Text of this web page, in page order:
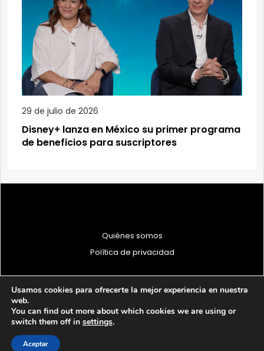
29 de julio de 2026
Disney+ lanza en México su primer programa
de beneficios para suscriptores
Quiénes somos
Política de privacidad
© 1997 - 2026 PRODU - Todos los derechos reservados
Usamos cookies para ofrecerte la mejor experiencia en nuestra
web.
You can find out more about which cookies we are using or
switch them off in settings.
Aceptar